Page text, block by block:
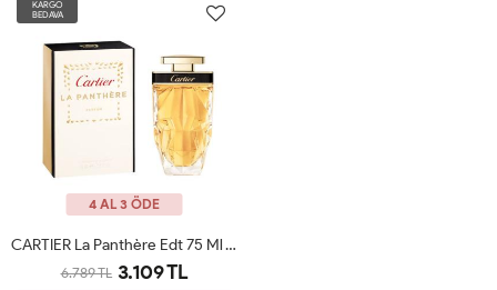
KARGO
BEDAVA
4 AL 3 ÖDE
CARTIER La Panthère Edt 75 Ml JLT Woman
6.789 TL 3.109 TL